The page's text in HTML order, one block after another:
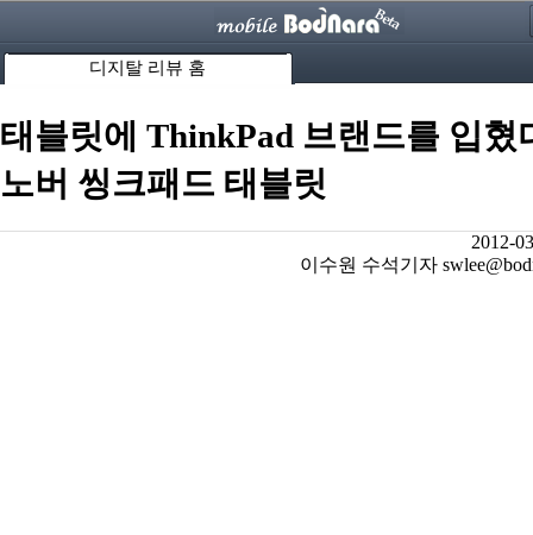
디지탈 리뷰 홈
태블릿에 ThinkPad 브랜드를 입혔
노버 씽크패드 태블릿
2012-
이수원 수석기자